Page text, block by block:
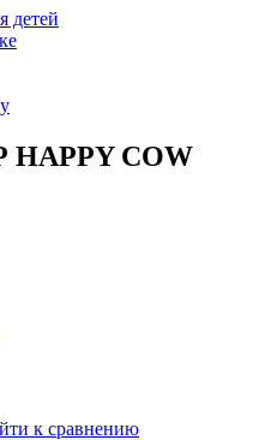
детей
COW
к сравнению